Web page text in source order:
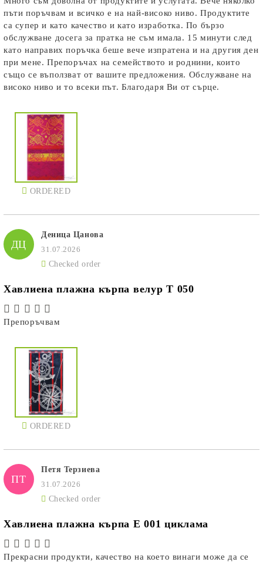
пъти поръчвам и всичко е на най-високо ниво. Продуктите
са супер и като качество и като изработка. По бързо
обслужване досега за пратка не съм имала. 15 минути след
като направих поръчка беше вече изпратена и на другия ден
при мене. Препоръчах на семейството и роднини, които
също се въползват от вашите предложения. Обслужване на
високо ниво и то всеки път. Благодаря Ви от сърце.
ORDERED
ДЦ
Деница Цанова
31.07.2026
Checked order
Хавлиена плажна кърпа велур Т 050
Препоръчвам
ORDERED
ПТ
Петя Терзиева
31.07.2026
Checked order
Хавлиена плажна кърпа E 001 циклама
Прекрасни продукти, качество на което винаги може да се